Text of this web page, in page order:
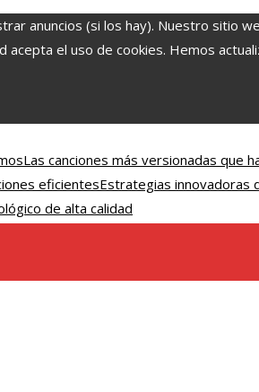
anuncios (si los hay). Nuestro sitio
el uso de cookies. Hemos
Las canciones más versionadas que
eficientesEstrategias innovadoras
de alta calidad